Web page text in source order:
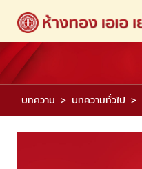
บทความ บทความทั่วไป